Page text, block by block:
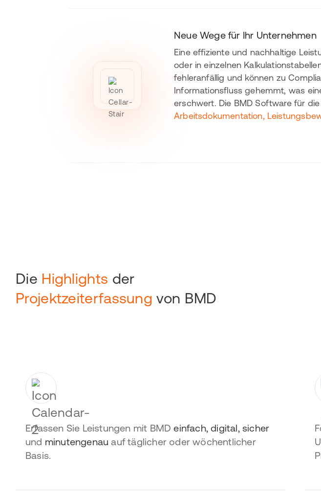
Neue Wege für Ihr Unternehmen
Eine effiziente und nachhaltige
oder in einzelnen
fehleranfällig und können zu
Informationsfluss gehemmt, was
erschwert. Die BMD Software für
Arbeitsdokumentation,
Die Highlights der
Projektzeiterfassungvon BMD
Erfassen Sie Leistungen mit BMDeinfach, digital, sicher
und minutengenau auf täglicher oder wöchentlicher
Basis.